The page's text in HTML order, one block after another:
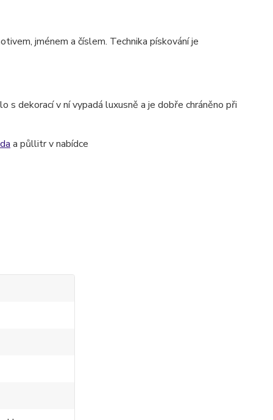
jménem a číslem. Technika pískování je
s dekorací v ní vypadá luxusně a je dobře chráněno při
a půllitr v nabídce